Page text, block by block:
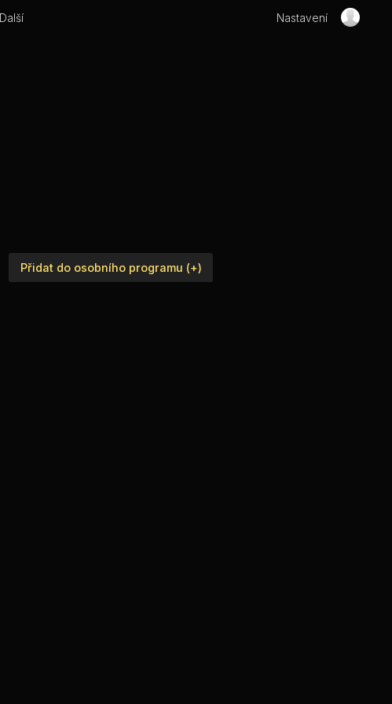
Další Nastavení
Přidat do osobního programu (+)